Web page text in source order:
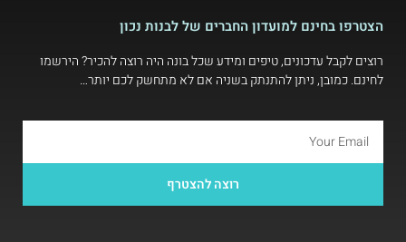
הצטרפו בחינם למועדון החברים של לבנות נכון
רוצים לקבל עדכונים, טיפים ומידע שכל בונה היה רוצה להכיר? הירשמו
לחינם. כמובן, ניתן להתנתק בשניה אם לא מתחשק לכם יותר…
רוצה להצטרף